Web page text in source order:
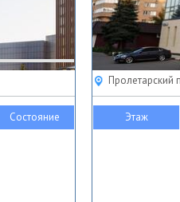
Состояние
Пролетарский
Этаж